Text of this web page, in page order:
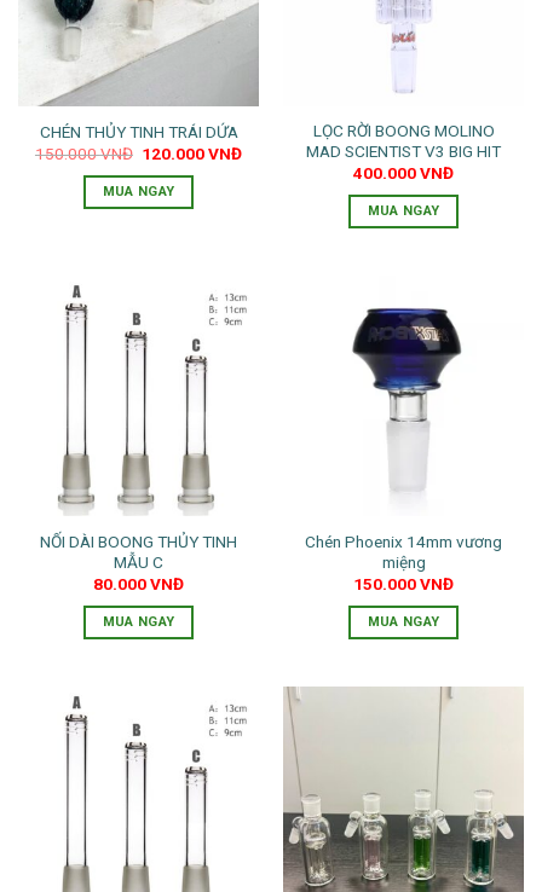
CHÉN THỦY TINH TRÁI DỨA
150.000VNĐ Giá
là:
150.000 VNĐ.
120.000VNĐGiá
MUA NGAY
LỌC RỜI BOONG MOLINO
MAD SCIENTIST V3 BIG HIT
400.000VNĐ
MUA NGAY
NỐI DÀI BOONG THỦY TINH
MẪU C
80.000VNĐ
MUA NGAY
Chén Phoenix 14mm vương
miệng
150.000VNĐ
MUA NGAY
thể.
Các
tùy
chọn